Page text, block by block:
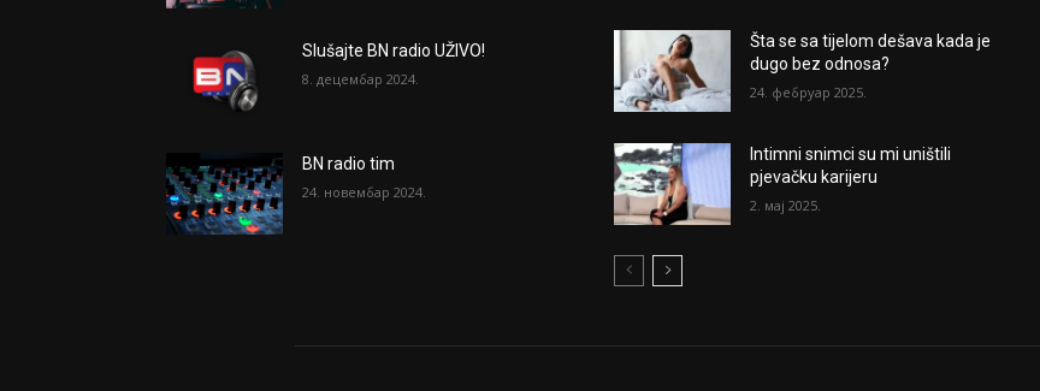
Slušajte BN radio UŽIVO!
8. децембар 2024.
BN radio tim
24. новембар 2024.
Šta se sa tijelom dešava kada je
dugo bez odnosa?
24. фебруар 2025.
Intimni snimci su mi uništili
pjevačku karijeru
2. мај 2025.